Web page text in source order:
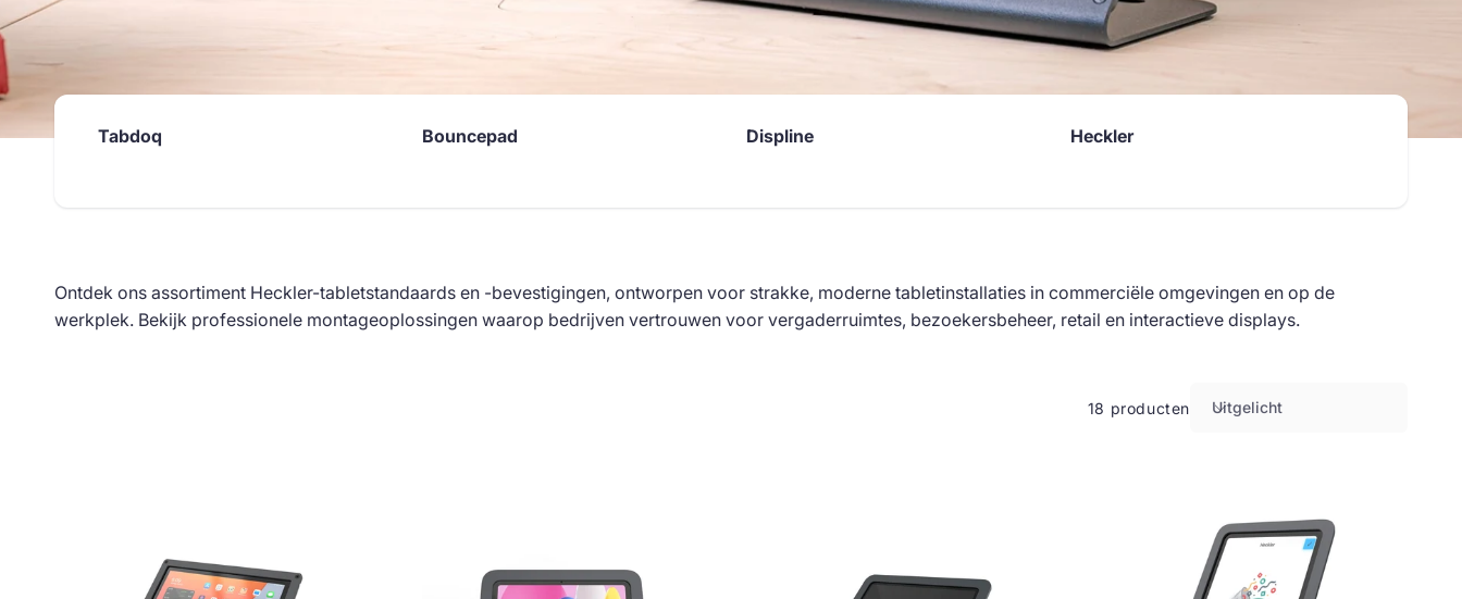
Tabdoq Bouncepad Displine Heckler
Ontdek ons assortiment Heckler-tabletstandaards en -bevestigingen, ontworpen voor strakke, moderne tabletinstallaties in commerciële omgevingen en op de
werkplek. Bekijk professionele montageoplossingen waarop bedrijven vertrouwen voor vergaderruimtes, bezoekersbeheer, retail en interactieve displays.
18 producten Uitgelicht